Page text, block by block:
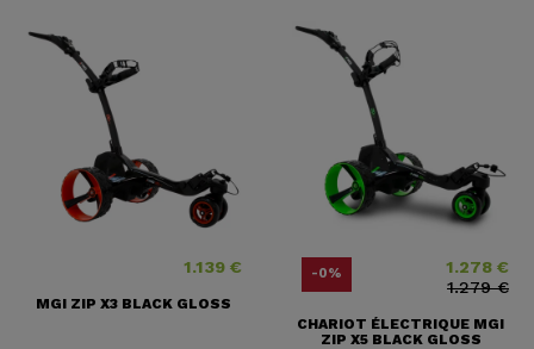
Precio
1.139 €
MGI ZIP X3 BLACK GLOSS
-0% 1.278 €
Precio base
1.279 €
CHARIOT ÉLECTRIQUE MGI
ZIP X5 BLACK GLOSS